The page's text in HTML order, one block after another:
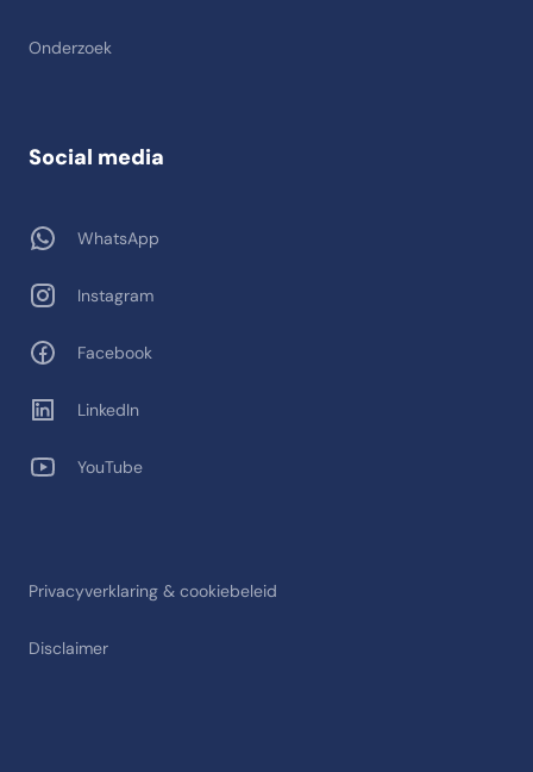
Onderzoek
Privacyverklaring & cookiebeleid
Disclaimer
Social media
WhatsApp
Instagram
Facebook
LinkedIn
YouTube